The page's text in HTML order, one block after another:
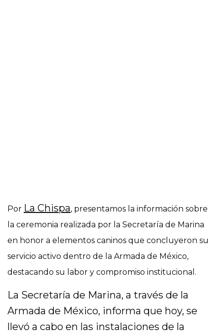
Por La Chispa, presentamos la información sobre
la ceremonia realizada por la Secretaría de Marina
en honor a elementos caninos que concluyeron su
servicio activo dentro de la Armada de México,
destacando su labor y compromiso institucional.
La Secretaría de Marina, a través de la
Armada de México, informa que hoy, se
llevó a cabo en las instalaciones de la